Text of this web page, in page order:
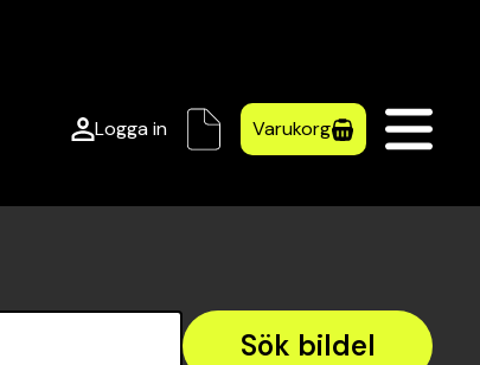
Logga in Varukorg
Sök bildel